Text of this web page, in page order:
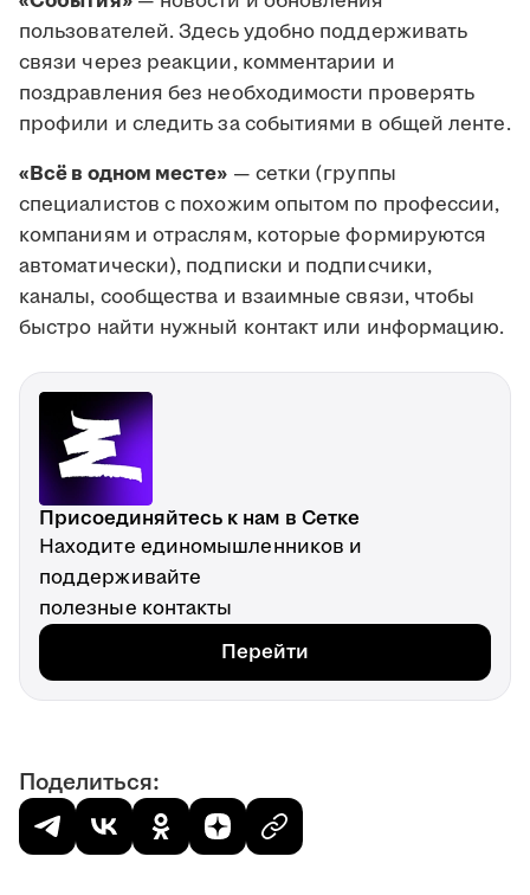
пользователей. Здесь удобно поддерживать
связи через реакции, комментарии и
поздравления без необходимости проверять
профили и следить за событиями в общей ленте.
«Всё в одном месте» — сетки (группы
специалистов с похожим опытом по профессии,
компаниям и отраслям, которые формируются
автоматически), подписки и подписчики,
каналы, сообщества и взаимные связи, чтобы
быстро найти нужный контакт или информацию.
Присоединяйтесь к нам в Сетке
Находите единомышленников и
поддерживайте
полезные контакты
Перейти
Поделиться: